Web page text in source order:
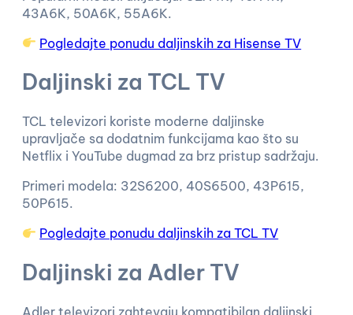
43A6K, 50A6K, 55A6K.
Pogledajte ponudu daljinskih za Hisense TV
Daljinski za TCL TV
TCL televizori koriste moderne daljinske
upravljače sa dodatnim funkcijama kao što su
Netflix i YouTube dugmad za brz pristup sadržaju.
Primeri modela: 32S6200, 40S6500, 43P615,
50P615.
Pogledajte ponudu daljinskih za TCL TV
Daljinski za Adler TV
Adler televizori zahtevaju kompatibilan daljinski